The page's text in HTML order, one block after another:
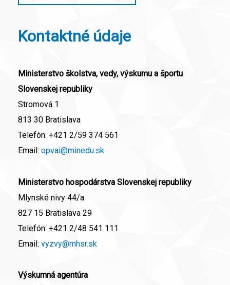
Kontaktné údaje
Ministerstvo školstva, vedy, výskumu a športu
Slovenskej republiky
Stromová 1
813 30 Bratislava
Telefón: +421 2/59 374 561
Email: opvai@minedu.sk
Ministerstvo hospodárstva Slovenskej republiky
Mlynské nivy 44/a
827 15 Bratislava 29
Telefón: +421 2/48 541 111
Email: vyzvy@mhsr.sk
Výskumná agentúra